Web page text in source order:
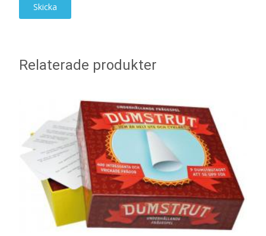
Relaterade produkter